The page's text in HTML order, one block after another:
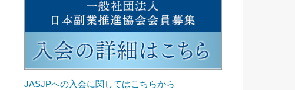
JASJPへの入会に関してはこちらから